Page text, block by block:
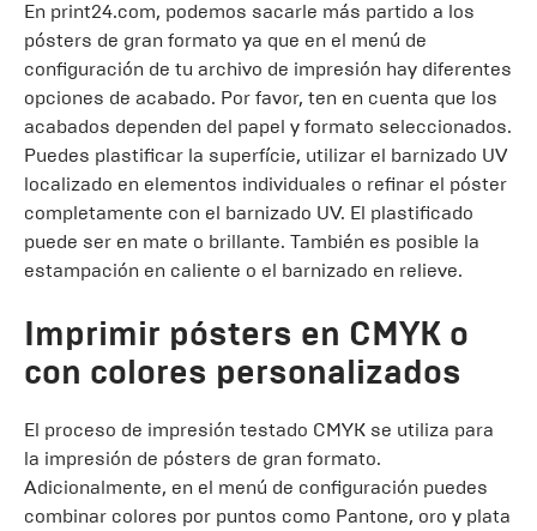
En print24.com, podemos sacarle más partido a los
pósters de gran formato ya que en el menú de
configuración de tu archivo de impresión hay diferentes
opciones de acabado. Por favor, ten en cuenta que los
acabados dependen del papel y formato seleccionados.
Puedes plastificar la superfície, utilizar el barnizado UV
localizado en elementos individuales o refinar el póster
completamente con el barnizado UV. El plastificado
puede ser en mate o brillante. También es posible la
estampación en caliente o el barnizado en relieve.
Imprimir pósters en CMYK o
con colores personalizados
El proceso de impresión testado CMYK se utiliza para
la impresión de pósters de gran formato.
Adicionalmente, en el menú de configuración puedes
combinar colores por puntos como Pantone, oro y plata